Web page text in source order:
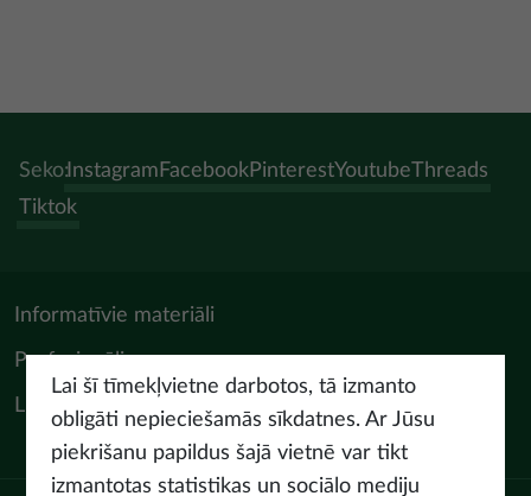
Seko:Instagram FacebookPinterestYoutubeThreads
Tiktok
Informatīvie materiāli
Profesionāļiem
LIAA Tūrisma departaments
Lai šī tīmekļvietne darbotos, tā izmanto
obligāti nepieciešamās sīkdatnes. Ar Jūsu
piekrišanu papildus šajā vietnē var tikt
izmantotas statistikas un sociālo mediju